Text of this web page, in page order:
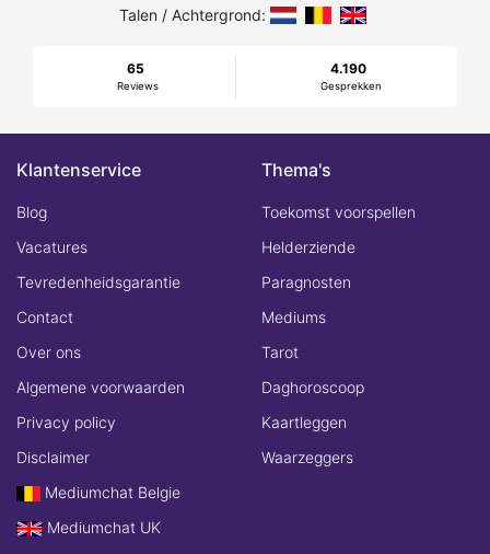
Talen / Achtergrond:
65
Reviews
4.190
Gesprekken
Klantenservice
Blog
Vacatures
Tevredenheidsgarantie
Contact
Over ons
Algemene voorwaarden
Privacy policy
Disclaimer
Mediumchat Belgie
Mediumchat UK
Thema's
Toekomst voorspellen
Helderziende
Paragnosten
Mediums
Tarot
Daghoroscoop
Kaartleggen
Waarzeggers